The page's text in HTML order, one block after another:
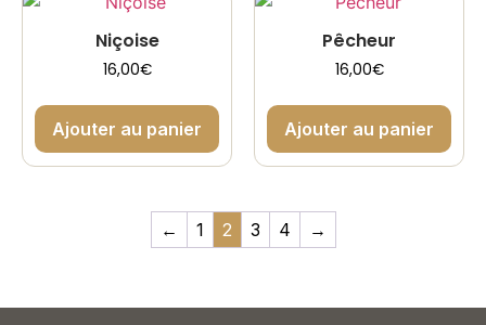
Niçoise
16,00€
Ajouter au panier
Pêcheur
16,00€
Ajouter au panier
← 1 2 3 4 →